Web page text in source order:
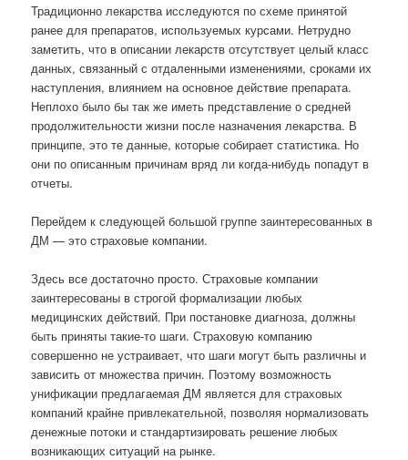
Традиционно лекарства исследуются по схеме принятой
ранее для препаратов, используемых курсами. Нетрудно
заметить, что в описании лекарств отсутствует целый класс
данных, связанный с отдаленными изменениями, сроками их
наступления, влиянием на основное действие препарата.
Неплохо было бы так же иметь представление о средней
продолжительности жизни после назначения лекарства. В
принципе, это те данные, которые собирает статистика. Но
они по описанным причинам вряд ли когда-нибудь попадут в
отчеты.
Перейдем к следующей большой группе заинтересованных в
ДМ — это страховые компании.
Здесь все достаточно просто. Страховые компании
заинтересованы в строгой формализации любых
медицинских действий. При постановке диагноза, должны
быть приняты такие-то шаги. Страховую компанию
совершенно не устраивает, что шаги могут быть различны и
зависить от множества причин. Поэтому возможность
унификации предлагаемая ДМ является для страховых
компаний крайне привлекательной, позволяя нормализовать
денежные потоки и стандартизировать решение любых
возникающих ситуаций на рынке.